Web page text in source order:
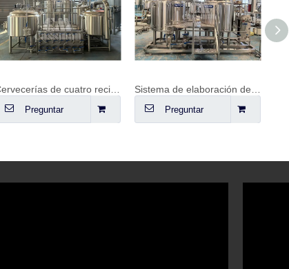
Preguntar
Cervecería montada sobre patines de 500 L
Preguntar